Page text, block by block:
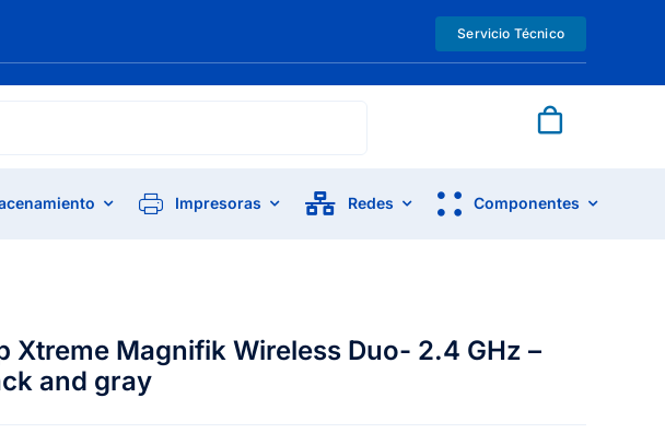
Servicio Técnico
Impresoras Redes Componentes
Xtreme Magnifik Wireless Duo- 2.4 GHz –
and gray